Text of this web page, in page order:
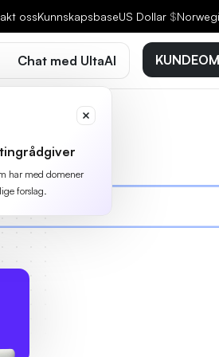
ossKunnskapsbaseUS Dollar $
Chat med UltaAI
har med domener
forslag.